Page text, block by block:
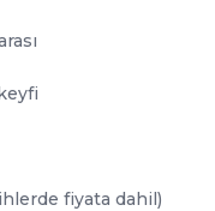
fiyata dahil)